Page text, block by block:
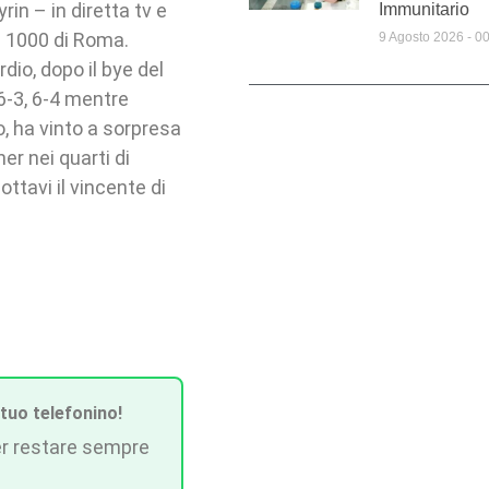
– in diretta tv e
di Roma.
dopo il bye del
3, 6-4 mentre
ha vinto a sorpresa
nei quarti di
il vincente di
telefonino!
restare sempre
Immunitario
9 Agosto 2026